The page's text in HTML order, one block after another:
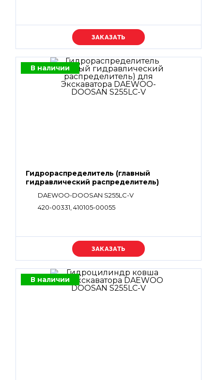
Уточняйте цену
В наличии
Гидрораспределитель (главный
гидравлический распределитель)
DAEWOO-DOOSAN S255LC-V
420-00331, 410105-00055
Уточняйте цену
В наличии